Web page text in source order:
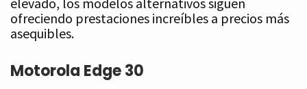
ofreciendo prestaciones increíbles a precios más
asequibles.
Motorola Edge 30